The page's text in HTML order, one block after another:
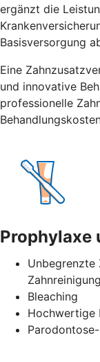
ergänzt die
Basisversorgung
Eine
und innovative
professionelle
Prophylaxe
Unbegrenzte
Bleaching
Hochwertige